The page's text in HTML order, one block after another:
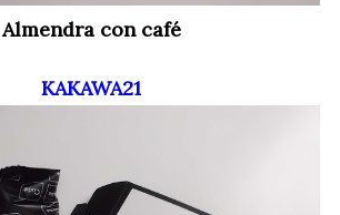
Almendra con café
KAKAWA21